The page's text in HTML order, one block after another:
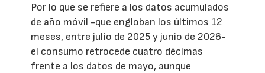
Por lo que se refiere a los datos acumulados
de año móvil -que engloban los últimos 12
meses, entre julio de 2025 y junio de 2026-
el consumo retrocede cuatro décimas
frente a los datos de mayo, aunque